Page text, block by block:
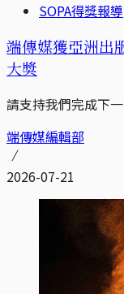
SOPA得獎報導
端傳媒獲亞洲出
大獎
請支持我們完成下
端傳媒編輯部
2026-07-21